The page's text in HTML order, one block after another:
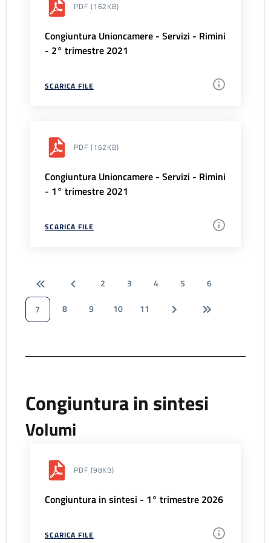
PDF (162KB)
Congiuntura Unioncamere - Servizi - Rimini
- 2° trimestre 2021
SCARICA FILE
PDF (162KB)
Congiuntura Unioncamere - Servizi - Rimini
- 1° trimestre 2021
SCARICA FILE
2 3 4 5
6
7
8 9 10 11
Congiuntura in sintesi
Volumi
PDF (98KB)
Congiuntura in sintesi - 1° trimestre 2026
SCARICA FILE